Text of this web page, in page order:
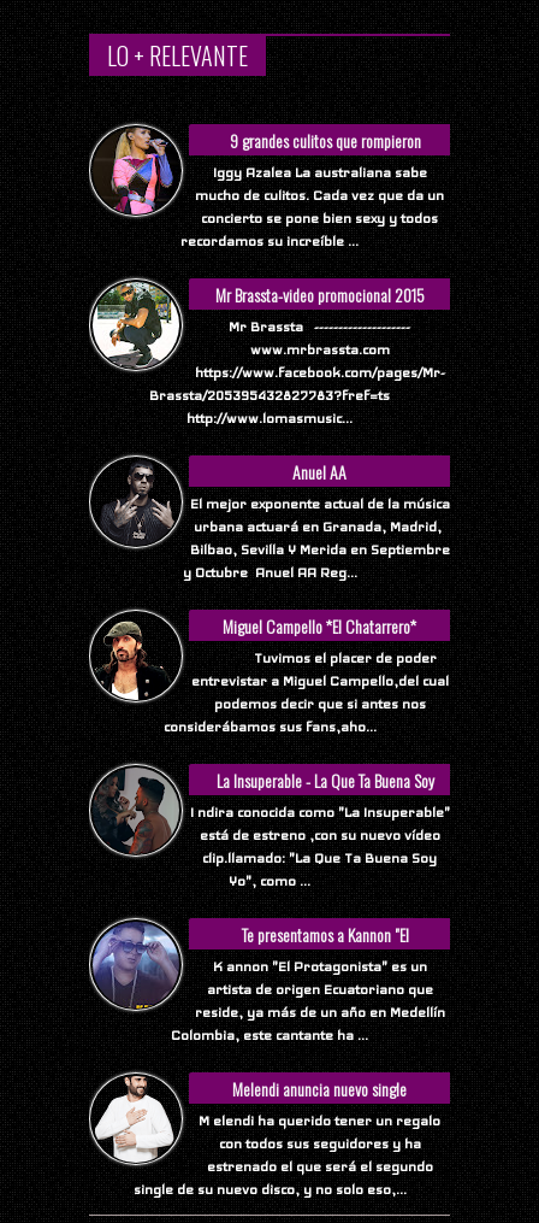
LO + RELEVANTE
9 grandes culitos que rompieron
Internet
Iggy Azalea La australiana sabe
mucho de culitos. Cada vez que da un
concierto se pone bien sexy y todos
recordamos su increíble ...
Mr Brassta-video promocional 2015
Mr Brassta --------------------
www.mrbrassta.com
https://www.facebook.com/pages/Mr-
Brassta/205395432827783?fref=ts
http://www.lomasmusic...
Anuel AA
El mejor exponente actual de la música
urbana actuará en Granada, Madrid,
Bilbao, Sevilla Y Merida en Septiembre
y Octubre Anuel AA Reg...
Miguel Campello *El Chatarrero*
Tuvimos el placer de poder
entrevistar a Miguel Campello,del cual
podemos decir que si antes nos
considerábamos sus fans,aho...
La Insuperable - La Que Ta Buena Soy
Yo
I ndira conocida como "La Insuperable"
está de estreno ,con su nuevo vídeo
clip.llamado: "La Que Ta Buena Soy
Yo", como ...
Te presentamos a Kannon "El
Protagonista"
K annon "El Protagonista" es un
artista de origen Ecuatoriano que
reside, ya más de un año en Medellín
Colombia, este cantante ha ...
Melendi anuncia nuevo single
M elendi ha querido tener un regalo
con todos sus seguidores y ha
estrenado el que será el segundo
single de su nuevo disco, y no solo eso,...